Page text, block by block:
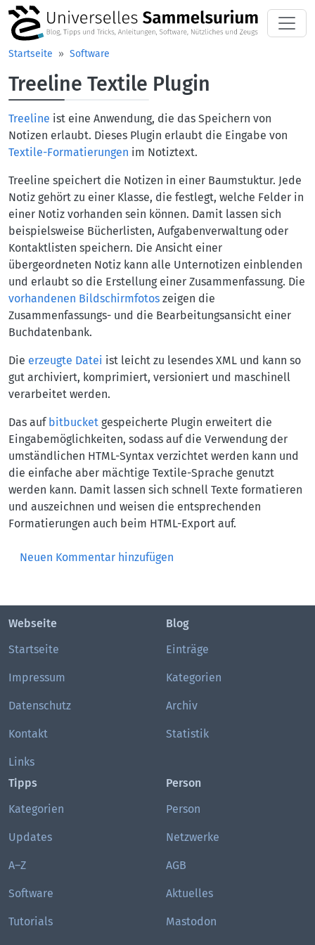
Direkt zum Inhalt
Startseite Software
Treeline Textile Plugin
Treeline ist eine Anwendung, die das Speichern von
Notizen erlaubt. Dieses Plugin erlaubt die Eingabe von
Textile-Formatierungen im Notiztext.
Treeline speichert die Notizen in einer Baumstuktur. Jede
Notiz gehört zu einer Klasse, die festlegt, welche Felder in
einer Notiz vorhanden sein können. Damit lassen sich
beispielsweise Bücherlisten, Aufgabenverwaltung oder
Kontaktlisten speichern. Die Ansicht einer
übergeordneten Notiz kann alle Unternotizen einblenden
und erlaubt so die Erstellung einer Zusammenfassung. Die
vorhandenen Bildschirmfotos zeigen die
Zusammenfassungs- und die Bearbeitungsansicht einer
Buchdatenbank.
Die erzeugte Datei ist leicht zu lesendes XML und kann so
gut archiviert, komprimiert, versioniert und maschinell
verarbeitet werden.
Das auf bitbucket gespeicherte Plugin erweitert die
Eingabemöglichkeiten, sodass auf die Verwendung der
umständlichen HTML-Syntax verzichtet werden kann und
die einfache aber mächtige Textile-Sprache genutzt
werden kann. Damit lassen sich schnell Texte formatieren
und auszeichnen und weisen die entsprechenden
Formatierungen auch beim HTML-Export auf.
Neuen Kommentar hinzufügen
Webseite
Startseite
Impressum
Datenschutz
Kontakt
Links
Blog
Einträge
Kategorien
Archiv
Statistik
Tipps
Kategorien
Updates
A–Z
Software
Tutorials
Person
Person
Netzwerke
AGB
Aktuelles
Mastodon